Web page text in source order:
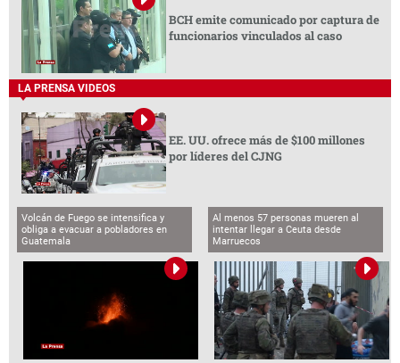
BCH emite comunicado por captura de
funcionarios vinculados al caso
LA PRENSA VIDEOS
EE. UU. ofrece más de $100 millones
por líderes del CJNG
Volcán de Fuego se intensifica y
obliga a evacuar a pobladores en
Guatemala
Al menos 57 personas mueren al
intentar llegar a Ceuta desde
Marruecos